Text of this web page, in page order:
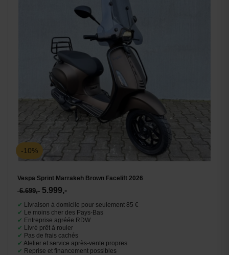
-10%
Vespa Sprint Marrakeh Brown Facelift 2026
6.699,- 5.999,-
✔ Livraison à domicile pour seulement 85 €
✔ Le moins cher des Pays-Bas
✔ Entreprise agréée RDW
✔ Livré prêt à rouler
✔ Pas de frais cachés
✔ Atelier et service après-vente propres
✔ Reprise et financement possibles